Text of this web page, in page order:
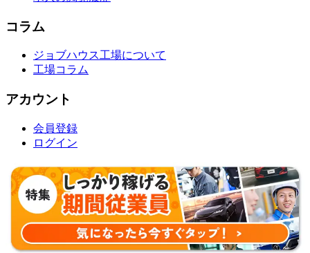
コラム
ジョブハウス工場について
工場コラム
アカウント
会員登録
ログイン